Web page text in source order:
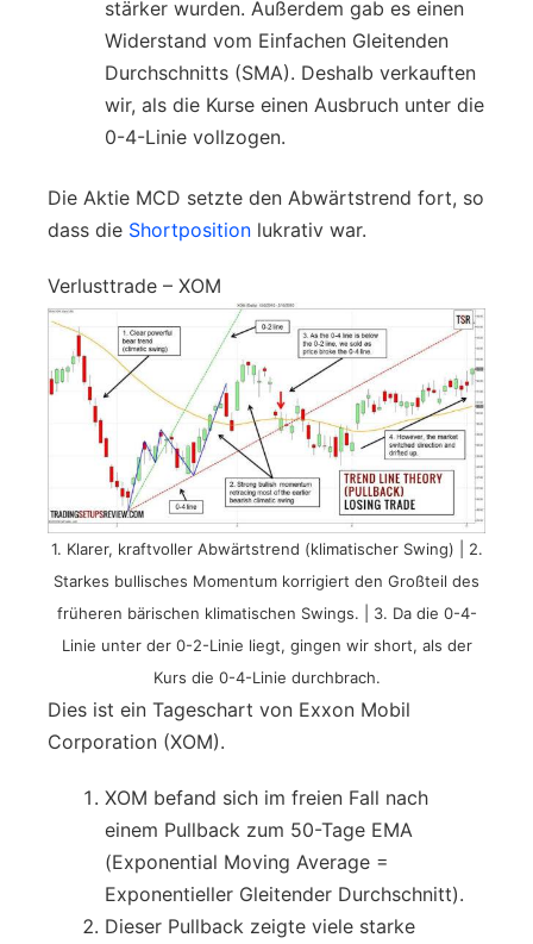
stärker wurden. Außerdem gab es einen
Widerstand vom Einfachen Gleitenden
Durchschnitts (SMA). Deshalb verkauften
wir, als die Kurse einen Ausbruch unter die
0-4-Linie vollzogen.
Die Aktie MCD setzte den Abwärtstrend fort, so
dass die Shortposition lukrativ war.
Verlusttrade – XOM
1. Klarer, kraftvoller Abwärtstrend (klimatischer Swing) | 2.
Starkes bullisches Momentum korrigiert den Großteil des
früheren bärischen klimatischen Swings. | 3. Da die 0-4-
Linie unter der 0-2-Linie liegt, gingen wir short, als der
Kurs die 0-4-Linie durchbrach.
Dies ist ein Tageschart von Exxon Mobil
Corporation (XOM).
XOM befand sich im freien Fall nach
einem Pullback zum 50-Tage EMA
(Exponential Moving Average =
Exponentieller Gleitender Durchschnitt).
Dieser Pullback zeigte viele starke